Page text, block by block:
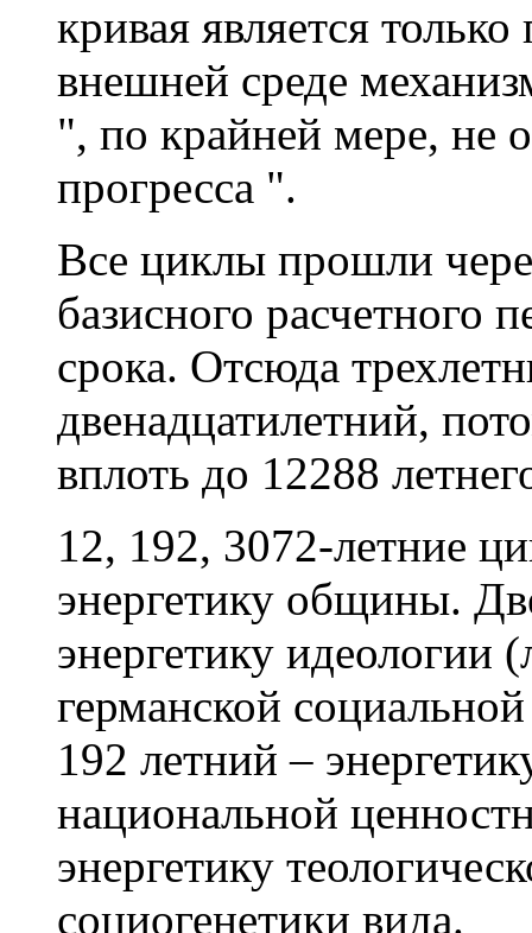
кривая является
внешней среде
", по крайней мере, не
прогресса ".
Все циклы прошли
базисного расчетного
срока. Отсюда
двенадцатилетний,
вплоть до 12288
12, 192, 3072-летние
энергетику общины.
энергетику идеологии
германской
192 летний –
национальной
энергетику
социогенетики вида.